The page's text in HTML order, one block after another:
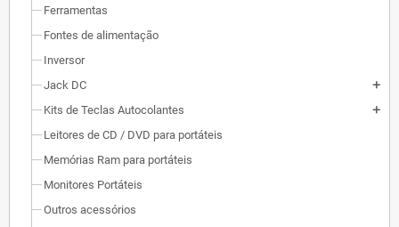
Ferramentas
Fontes de alimentação
Inversor
Jack DC
add
Kits de Teclas Autocolantes add
Leitores de CD / DVD para portáteis
Memórias Ram para portáteis
Monitores Portáteis
Outros acessórios